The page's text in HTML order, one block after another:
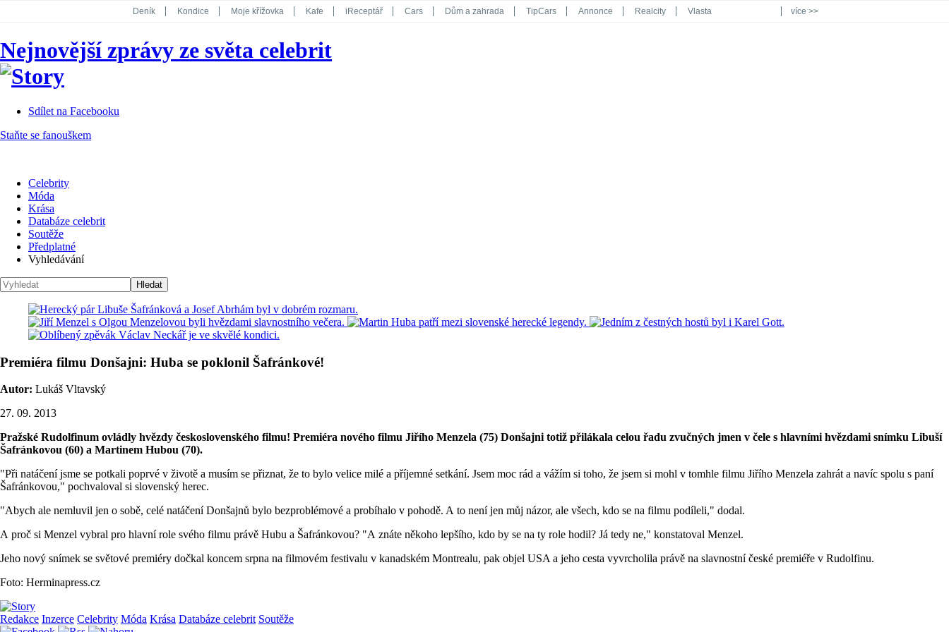
Deník Kondice Moje křížovka Kafe iReceptář Cars Dům a zahrada TipCars Annonce Realcity Vlasta
Koktejl
více >>
Nejnovější zprávy ze světa celebrit
Sdílet na Facebooku
Staňte se fanouškem
Celebrity
Móda
Krása
Databáze celebrit
Soutěže
Předplatné
Vyhledávání
Premiéra filmu Donšajni: Huba se poklonil Šafránkové!
Autor: Lukáš Vltavský
27. 09. 2013
Pražské Rudolfinum ovládly hvězdy československého filmu! Premiéra nového filmu Jiřího Menzela (75) Donšajni totiž přilákala celou řadu zvučných jmen v čele s hlavními hvězdami snímku Libuší
Šafránkovou (60) a Martinem Hubou (70).
"Při natáčení jsme se potkali poprvé v životě a musím se přiznat, že to bylo velice milé a příjemné setkání. Jsem moc rád a vážím si toho, že jsem si mohl v tomhle filmu Jiřího Menzela zahrát a navíc spolu s paní
Šafránkovou," pochvaloval si slovenský herec.
"Abych ale nemluvil jen o sobě, celé natáčení Donšajnů bylo bezproblémové a probíhalo v pohodě. A to není jen můj názor, ale všech, kdo se na filmu podíleli," dodal.
A proč si Menzel vybral pro hlavní role svého filmu právě Hubu a Šafránkovou? "A znáte někoho lepšího, kdo by se na ty role hodil? Já tedy ne," konstatoval Menzel.
Jeho nový snímek se světové premiéry dočkal koncem srpna na filmovém festivalu v kanadském Montrealu, pak objel USA a jeho cesta vyvrcholila právě na slavnostní české premiéře v Rudolfinu.
Foto: Herminapress.cz
Redakce Inzerce Celebrity Móda Krása Databáze celebrit Soutěže